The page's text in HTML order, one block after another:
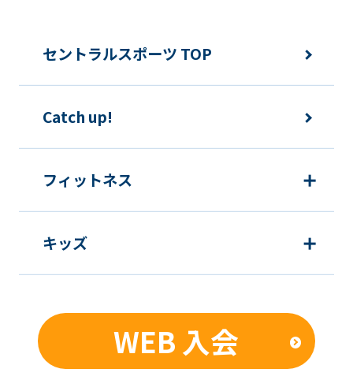
セントラルスポーツ TOP
Catch up!
フィットネス
キッズ
WEB 入会